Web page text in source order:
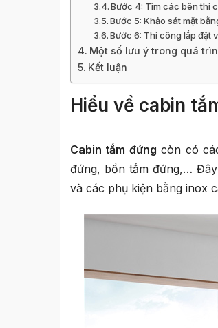
Bước 4: Tìm các bên thi
Bước 5: Khảo sát mặt
Bước 6: Thi công lắp đặt
Một số lưu ý trong quá
Kết luận
Hiểu về cabin
Cabin tắm đứng còn có
đứng, bồn tắm đứng,…
và các phụ kiện bằng inox